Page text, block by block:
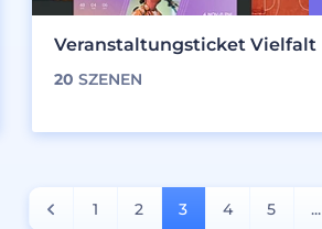
Veranstaltungsticket Vielfalt
20 SZENEN
1 2 3 4 5 ...